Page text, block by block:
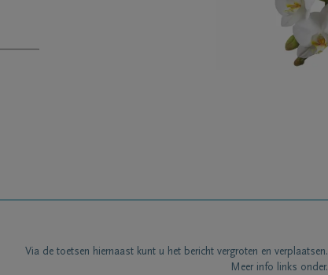
Via de toetsen hiernaast kunt u het bericht vergroten en verplaatsen.
Meer info links onder.